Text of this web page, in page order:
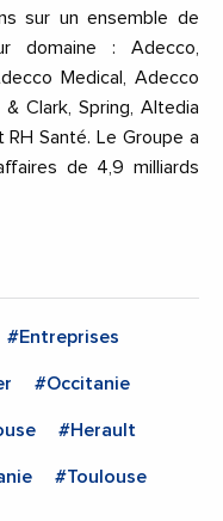
sur un ensemble de
domaine : Adecco,
Medical, Adecco
Clark, Spring, Altedia
RH Santé. Le Groupe a
de 4,9 milliards
#Entreprises
#Occitanie
#Herault
#Toulouse